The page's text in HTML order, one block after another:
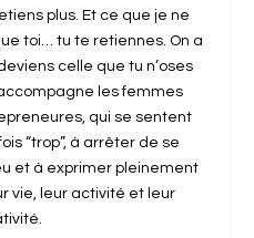
plus. Et ce que je ne
toi… tu te retiennes. On a
celle que tu n’oses
les femmes
qui se sentent
“trop”, à arrêter de se
et à exprimer pleinement
vie, leur activité et leur